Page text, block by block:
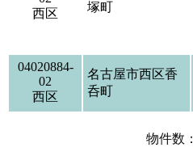
西区
塚町
04020884-
02
西区
名古屋市西区香
呑町
物件数：